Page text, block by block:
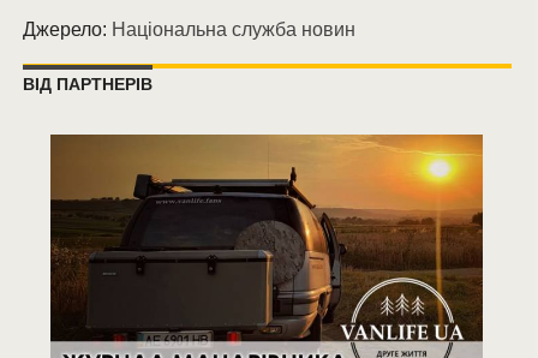
Джерело: Національна служба новин
ВІД ПАРТНЕРІВ